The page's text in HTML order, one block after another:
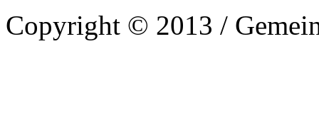
Copyright © 2013 /